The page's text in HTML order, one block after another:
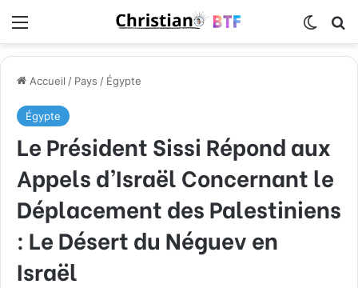
Accueil / Pays / Égypte
Égypte
Le Président Sissi Répond aux
Appels d’Israël Concernant le
Déplacement des Palestiniens
: Le Désert du Néguev en
Israël